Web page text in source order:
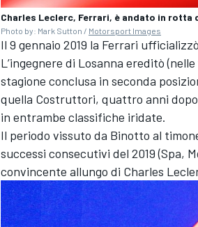
Charles Leclerc, Ferrari, è andato in
Photo by: Mark Sutton / Motorsport Images
Il 9 gennaio 2019 la Ferrari
L’ingegnere di Losanna ereditò
stagione conclusa in seconda
quella Costruttori, quattro anni
in entrambe classifiche iridate.
Il periodo vissuto da Binotto al
successi consecutivi del 2019 (Spa,
convincente allungo di Charles